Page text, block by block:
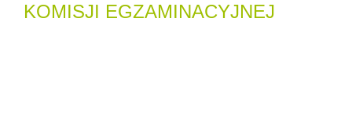
KOMISJI EGZAMINACYJNEJ